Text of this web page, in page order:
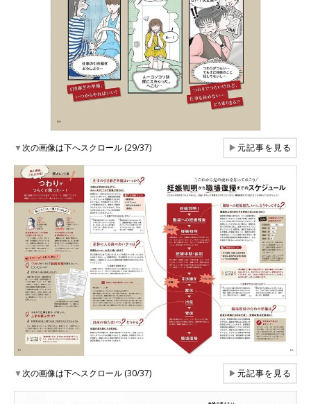
▼次の画像は下へスクロール (29/37) ▶元記事を見る
▼次の画像は下へスクロール (30/37) ▶元記事を見る